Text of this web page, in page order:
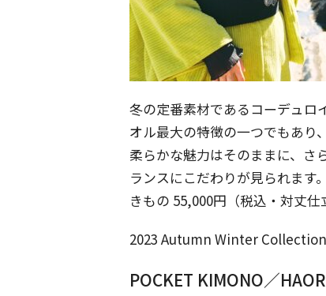
冬の定番素材であるコーデュロ
オル最大の特徴の一つでもあり
柔らかな魅力はそのままに、さ
ランスにこだわりが見られます
きもの 55,000円（税込・対丈
2023 Autumn Winter Collection
POCKET KIMONO／